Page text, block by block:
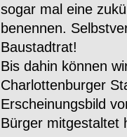
sogar mal eine
benennen.
Baustadtrat!
Bis dahin können
Charlottenburger
Erscheinungsbild
Bürger mitgestaltet